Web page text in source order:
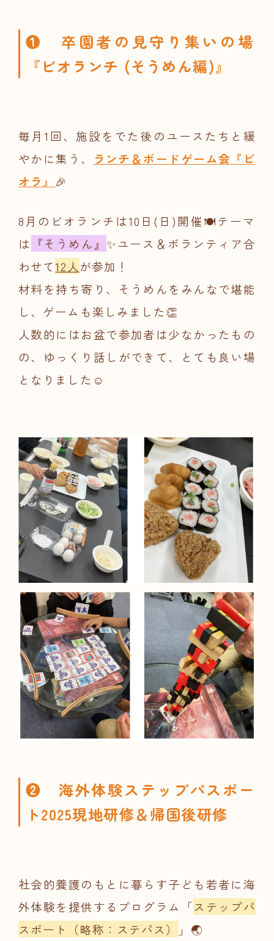
❶ 卒園者の見守り集いの場
『ビオランチ (そうめん編)』
毎月1回、施設をでた後のユースたちと緩
やかに集う、
ランチ＆ボードゲーム会『ビ
オラ』 🎉
8月のビオランチは10日(日)開催🍽️テーマ
は 『そうめん』 ✨ユース＆ボランティア合
わせて12人 が参加！
材料を持ち寄り、そうめんをみんなで堪能
し、ゲームも楽しみました👏
人数的にはお盆で参加者は少なかったもの
の、ゆっくり話しができて、とても良い場
となりました☺️
❷ 海外体験ステップパスポー
ト2025現地研修＆帰国後研修
社会的養護のもとに暮らす子ども若者に海
外体験を提供するプログラム「ステップパ
スポート（略称：ステパス）
」🌏